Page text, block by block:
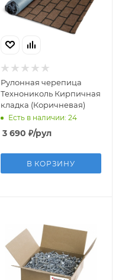
Рулонная черепица
Технониколь Кирпичная
кладка (Коричневая)
Есть в наличии: 24
3 690 ₽/рул
В КОРЗИНУ